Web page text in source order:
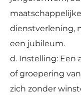
maatschappelijke
dienstverlening,
een jubileum.
d. Instelling: Een
of groepering
zich zonder